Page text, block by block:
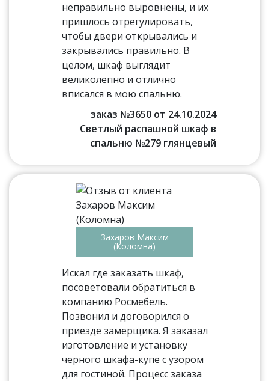
неправильно выровнены, и их
пришлось отрегулировать,
чтобы двери открывались и
закрывались правильно. В
целом, шкаф выглядит
великолепно и отлично
вписался в мою спальню.
заказ №3650 от 24.10.2024
Светлый распашной шкаф в
спальню №279 глянцевый
Захаров Максим
(Коломна)
Искал где заказать шкаф,
посоветовали обратиться в
компанию Росмебель.
Позвонил и договорился о
приезде замерщика. Я заказал
изготовление и установку
черного шкафа-купе с узором
для гостиной. Процесс заказа